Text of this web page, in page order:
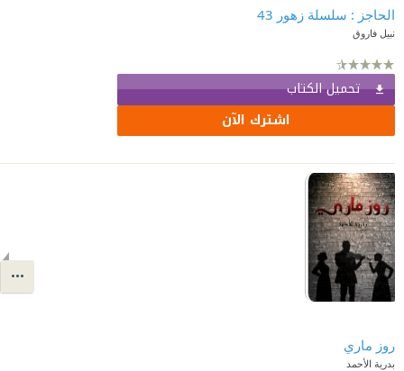
الحاجز : سلسلة زهور 43
نبيل فاروق
تحميل الكتاب
اشترك الآن
روز ماري
بدرية الأحمد